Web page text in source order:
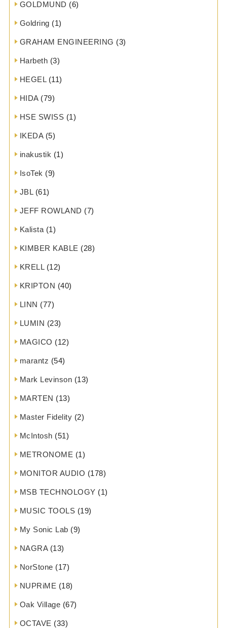
GOLDMUND (6)
Goldring (1)
GRAHAM ENGINEERING (3)
Harbeth (3)
HEGEL(11)
HIDA(79)
HSE SWISS (1)
IKEDA(5)
inakustik (1)
IsoTek (9)
JBL(61)
JEFF ROWLAND (7)
Kalista (1)
KIMBER KABLE (28)
KRELL(12)
KRIPTON (40)
LINN (77)
LUMIN (23)
MAGICO (12)
marantz (54)
Mark Levinson (13)
MARTEN (13)
Master Fidelity (2)
McIntosh (51)
METRONOME (1)
MONITOR AUDIO (178)
MSB TECHNOLOGY (1)
MUSIC TOOLS (19)
My Sonic Lab (9)
NAGRA(13)
NorStone (17)
NUPRiME (18)
Oak Village (67)
OCTAVE (33)